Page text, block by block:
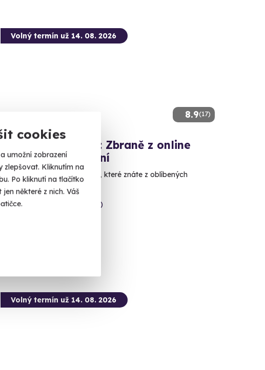
cookies
umožní zobrazení
zlepšovat. Kliknutím na
Po kliknutí na tlačítko
některé z nich. Váš
8.9(17)
Volný termín už 14. 08. 2026
Zážitková střelba: Zbraně z online
stříleček - 11 zbraní
Vyzkoušejte si naživo zbraně, které znáte z oblíbených
stříleček!
Lomnice (okres Sokolov)
Volný termín už 14. 08. 2026